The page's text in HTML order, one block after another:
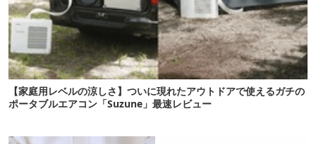
【家庭用レベルの涼しさ】ついに現れたアウトドアで使えるガチの
ポータブルエアコン「Suzune」最速レビュー